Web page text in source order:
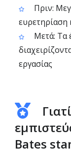
Πριν:
ευρετηρίαση
Μετά: Τα
εργασίας
Bates